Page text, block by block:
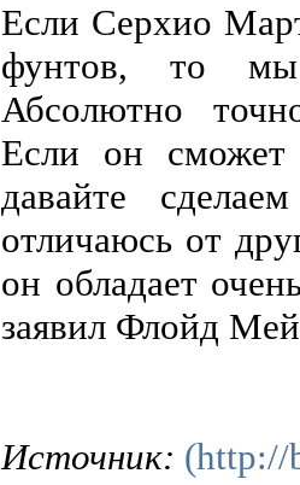
Если Серхио
фунтов, то
Абсолютно
Если он сможет
давайте
отличаюсь от
он обладает
заявил Флойд
Источник: (http://